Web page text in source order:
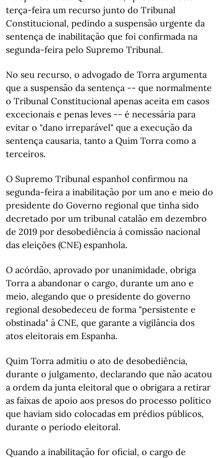
terça-feira um recurso junto do Tribunal
Constitucional, pedindo a suspensão urgente da
sentença de inabilitação que foi confirmada na
segunda-feira pelo Supremo Tribunal.
No seu recurso, o advogado de Torra argumenta
que a suspensão da sentença -- que normalmente
o Tribunal Constitucional apenas aceita em casos
excecionais e penas leves -- é necessária para
evitar o "dano irreparável" que a execução da
sentença causaria, tanto a Quim Torra como a
terceiros.
O Supremo Tribunal espanhol confirmou na
segunda-feira a inabilitação por um ano e meio do
presidente do Governo regional que tinha sido
decretado por um tribunal catalão em dezembro
de 2019 por desobediência à comissão nacional
das eleições (CNE) espanhola.
O acórdão, aprovado por unanimidade, obriga
Torra a abandonar o cargo, durante um ano e
meio, alegando que o presidente do governo
regional desobedeceu de forma "persistente e
obstinada" à CNE, que garante a vigilância dos
atos eleitorais em Espanha.
Quim Torra admitiu o ato de desobediência,
durante o julgamento, declarando que não acatou
a ordem da junta eleitoral que o obrigara a retirar
as faixas de apoio aos presos do processo político
que haviam sido colocadas em prédios públicos,
durante o período eleitoral.
Quando a inabilitação for oficial, o cargo de